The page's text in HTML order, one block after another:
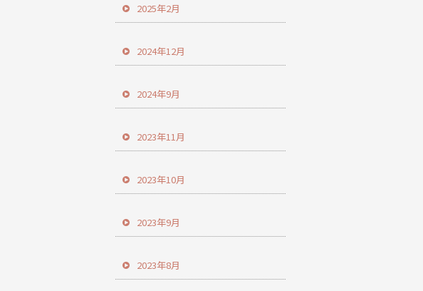
2025年2月
2024年12月
2024年9月
2023年11月
2023年10月
2023年9月
2023年8月